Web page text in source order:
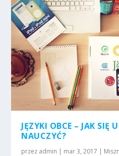
JĘZYKI OBCE – JAK SIĘ
NAUCZYĆ?
przez admin | mar 3, 2017 |